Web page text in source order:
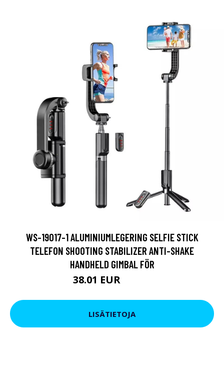
WS-19017-1 ALUMINIUMLEGERING SELFIE STICK
TELEFON SHOOTING STABILIZER ANTI-SHAKE
HANDHELD GIMBAL FÖR
38.01 EUR
LISÄTIETOJA